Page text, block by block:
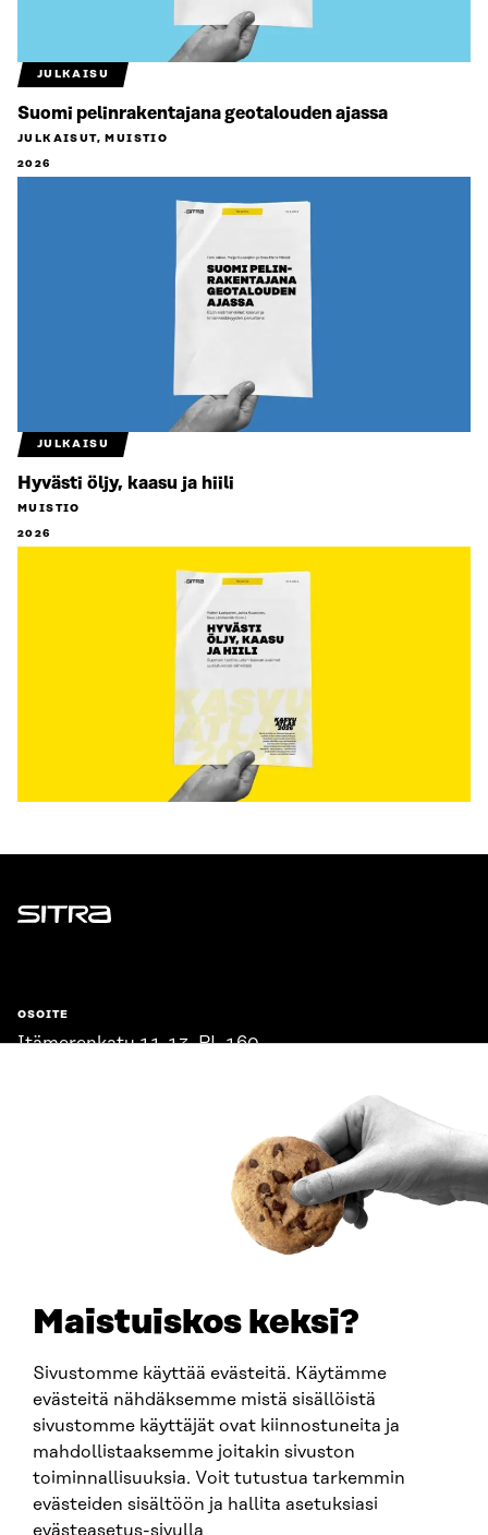
Maistuiskos keksi?
Sivustomme käyttää evästeitä. Käytämme
evästeitä nähdäksemme mistä sisällöistä
sivustomme käyttäjät ovat kiinnostuneita ja
mahdollistaaksemme joitakin sivuston
toiminnallisuuksia. Voit tutustua tarkemmin
evästeiden sisältöön ja hallita asetuksiasi
evästeasetus-sivulla
JULKAISU
Suomi pelinrakentajana geotalouden ajassa
JULKAISUT, MUISTIO
2026
JULKAISU
Hyvästi öljy, kaasu ja hiili
MUISTIO
2026
Sitra
OSOITE
Itämerenkatu 11-13, PL 160,
SITRA SOSIAALISESSA MEDIASSA
LinkedIn
Instagram
YouTube